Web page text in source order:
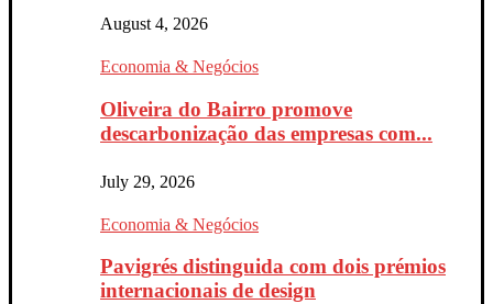
August 4, 2026
Economia & Negócios
Oliveira do Bairro promove
descarbonização das empresas com...
July 29, 2026
Economia & Negócios
Pavigrés distinguida com dois prémios
internacionais de design